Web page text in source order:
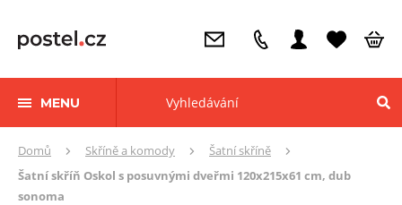
MENU
Zde
nacházíte:
Domů Skříně a komody
Šatní skříně
Šatní skříň Oskol s posuvnými dveřmi 120x215x61 cm, dub
sonoma